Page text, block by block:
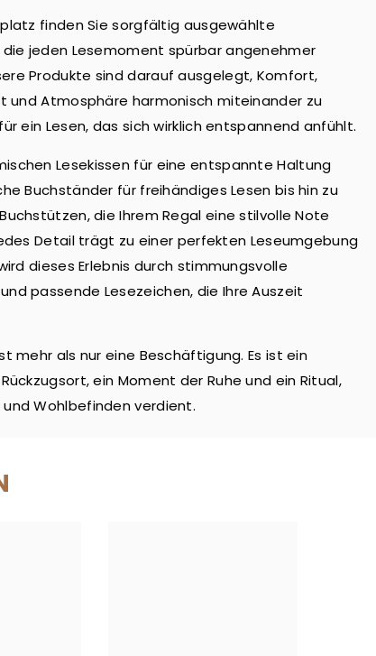
finden Sie sorgfältig ausgewählte
die jeden Lesemoment spürbar angenehmer
Produkte sind darauf ausgelegt, Komfort,
und Atmosphäre harmonisch miteinander zu
ein Lesen, das sich wirklich entspannend anfühlt.
Lesekissen für eine entspannte Haltung
Buchständer für freihändiges Lesen bis hin zu
die Ihrem Regal eine stilvolle Note
Detail trägt zu einer perfekten Leseumgebung
dieses Erlebnis durch stimmungsvolle
passende Lesezeichen, die Ihre Auszeit
mehr als nur eine Beschäftigung. Es ist ein
ein Moment der Ruhe und ein Ritual,
Wohlbefinden verdient.